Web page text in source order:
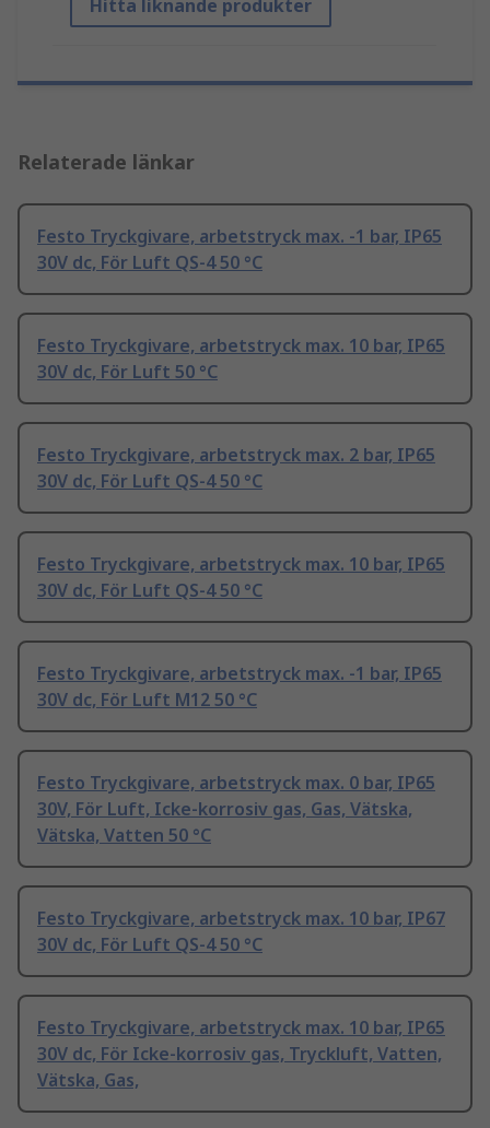
Hitta liknande produkter
Relaterade länkar
Festo Tryckgivare, arbetstryck max. -1 bar, IP65
30V dc, För Luft QS-4 50 °C
Festo Tryckgivare, arbetstryck max. 10 bar, IP65
30V dc, För Luft 50 °C
Festo Tryckgivare, arbetstryck max. 2 bar, IP65
30V dc, För Luft QS-4 50 °C
Festo Tryckgivare, arbetstryck max. 10 bar, IP65
30V dc, För Luft QS-4 50 °C
Festo Tryckgivare, arbetstryck max. -1 bar, IP65
30V dc, För Luft M12 50 °C
Festo Tryckgivare, arbetstryck max. 0 bar, IP65
30V, För Luft, Icke-korrosiv gas, Gas, Vätska,
Vätska, Vatten 50 °C
Festo Tryckgivare, arbetstryck max. 10 bar, IP67
30V dc, För Luft QS-4 50 °C
Festo Tryckgivare, arbetstryck max. 10 bar, IP65
30V dc, För Icke-korrosiv gas, Tryckluft, Vatten,
Vätska, Gas,